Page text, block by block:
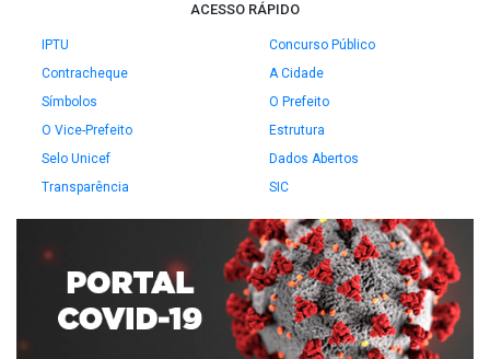
ACESSO RÁPIDO
IPTU
Concurso Público
Contracheque
A Cidade
Símbolos
O Prefeito
O Vice-Prefeito
Estrutura
Selo Unicef
Dados Abertos
Transparência
SIC